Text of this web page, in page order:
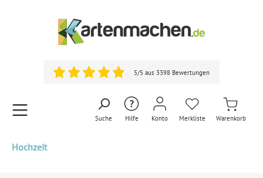
5/5 aus 3398 Bewertungen
Suche Hilfe Konto Merkliste Warenkorb
Hochzeit